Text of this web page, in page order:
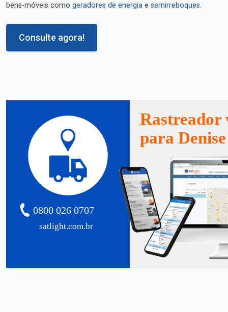
bens-móveis como geradores de energia e semirreboques.
Consulte agora!
satlight.com.br
0800 026 0707
Rastreador
para Denise